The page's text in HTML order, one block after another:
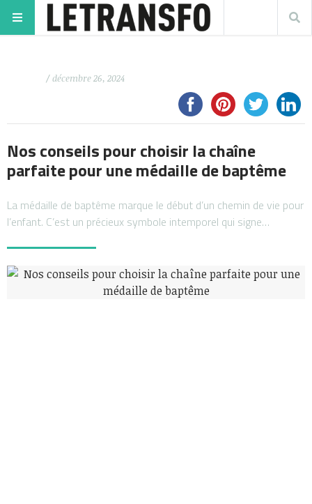
/ décembre 26, 2024
Nos conseils pour choisir la chaîne
parfaite pour une médaille de baptême
La médaille de baptême marque le début d’un chemin de vie pour
l’enfant. C’est un précieux symbole intemporel qui signe…